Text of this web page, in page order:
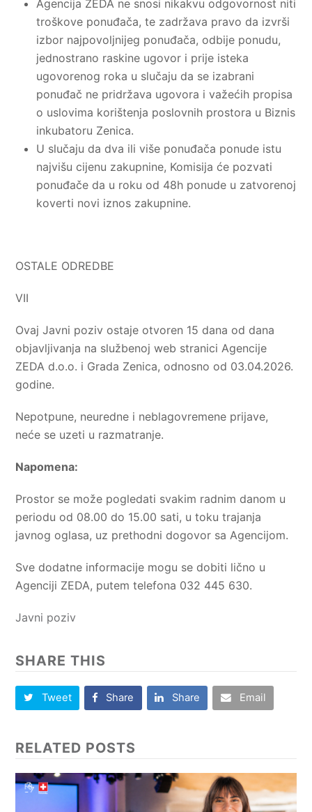
Agencija ZEDA ne snosi nikakvu odgovornost niti
troškove ponuđača, te zadržava pravo da izvrši
izbor najpovoljnijeg ponuđača, odbije ponudu,
jednostrano raskine ugovor i prije isteka
ugovorenog roka u slučaju da se izabrani
ponuđač ne pridržava ugovora i važećih propisa
o uslovima korištenja poslovnih prostora u Biznis
inkubatoru Zenica.
U slučaju da dva ili više ponuđača ponude istu
najvišu cijenu zakupnine, Komisija će pozvati
ponuđače da u roku od 48h ponude u zatvorenoj
koverti novi iznos zakupnine.
OSTALE ODREDBE
VII
Ovaj Javni poziv ostaje otvoren 15 dana od dana
objavljivanja na službenoj web stranici Agencije
ZEDA d.o.o. i Grada Zenica, odnosno od 03.04.2026.
godine.
Nepotpune, neuredne i neblagovremene prijave,
neće se uzeti u razmatranje.
Napomena:
Prostor se može pogledati svakim radnim danom u
periodu od 08.00 do 15.00 sati, u toku trajanja
javnog oglasa, uz prethodni dogovor sa Agencijom.
Sve dodatne informacije mogu se dobiti lično u
Agenciji ZEDA, putem telefona 032 445 630.
Javni poziv
SHARE THIS
Tweet Share Share Email
RELATED POSTS